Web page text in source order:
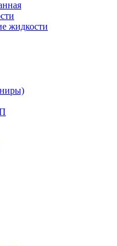
жидкости